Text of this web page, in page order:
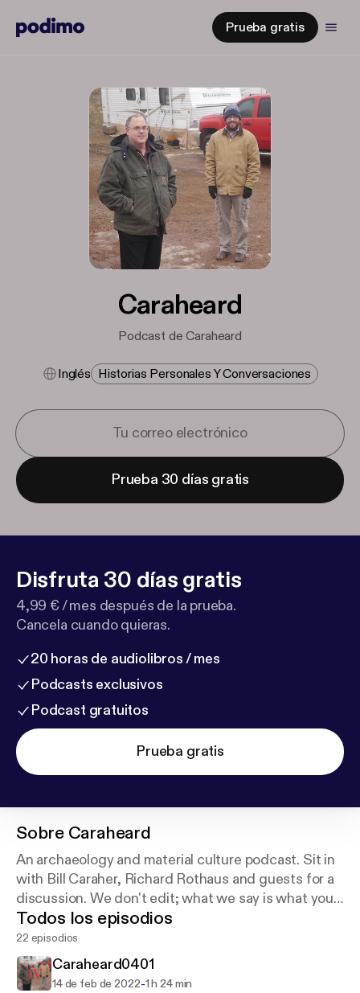
Prueba gratis
Caraheard
Podcast de Caraheard
Inglés Historias Personales Y Conversaciones
Prueba 30 días gratis
Disfruta 30 días gratis
4,99 € / mes después de la prueba.
Cancela cuando quieras.
20 horas de audiolibros / mes
Podcasts exclusivos
Podcast gratuitos
Prueba gratis
Sobre Caraheard
An archaeology and material culture podcast. Sit in
with Bill Caraher, Richard Rothaus and guests for a
discussion. We don't edit; what we say is what you
get.
Todos los episodios
22 episodios
Caraheard0401
14 de feb de 2022-1 h 24 min